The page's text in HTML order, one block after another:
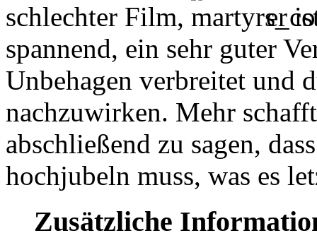
schlechter Film,
er
spannend, ein sehr guter
Unbehagen verbreitet und
nachzuwirken. Mehr
abschließend zu sagen,
hochjubeln muss, was es
Zusätzliche